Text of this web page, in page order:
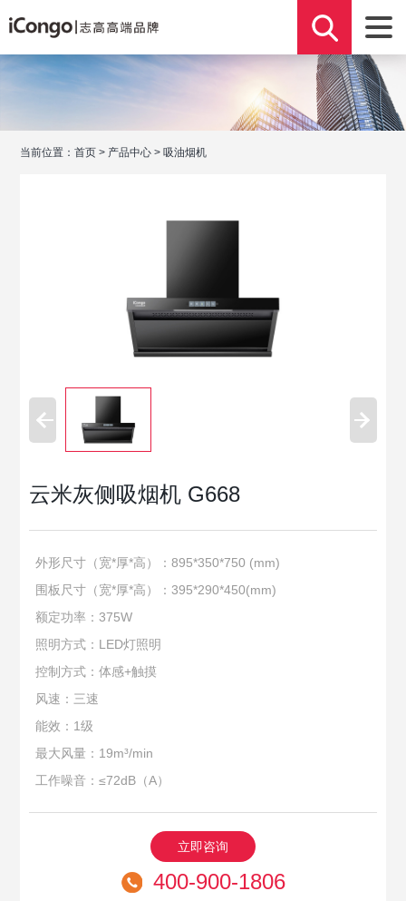
当前位置：首页 > 产品中心 >吸油烟机
云米灰侧吸烟机 G668
外形尺寸（宽*厚*高）：895*350*750 (mm)
围板尺寸（宽*厚*高）：395*290*450(mm)
额定功率：375W
照明方式：LED灯照明
控制方式：体感+触摸
风速：三速
能效：1级
最大风量：19m³/min
工作噪音：≤72dB（A）
立即咨询
400-900-1806